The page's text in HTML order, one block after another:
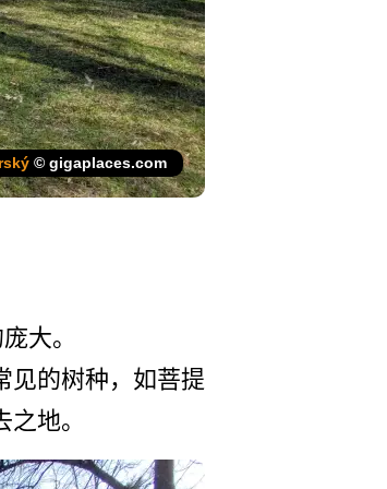
© gigaplaces.com
大。
见的树种，如菩提
地。